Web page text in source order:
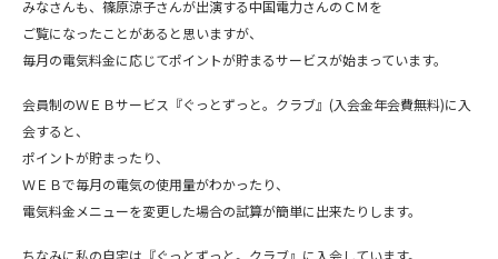
みなさんも、篠原涼子さんが出演する中国電力さんのＣＭを
ご覧になったことがあると思いますが、
毎月の電気料金に応じてポイントが貯まるサービスが始まっています。
会員制のＷＥＢサービス『ぐっとずっと。クラブ』(入会金年会費無料)に入
会すると、
ポイントが貯まったり、
ＷＥＢで毎月の電気の使用量がわかったり、
電気料金メニューを変更した場合の試算が簡単に出来たりします。
ちなみに私の自宅は『ぐっとずっと。クラブ』に入会しています。